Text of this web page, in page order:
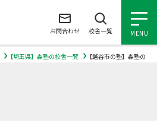
MENU
お問合わせ 校舎一覧
【埼玉県】森塾の校舎一覧 【越谷市の塾】森塾の校